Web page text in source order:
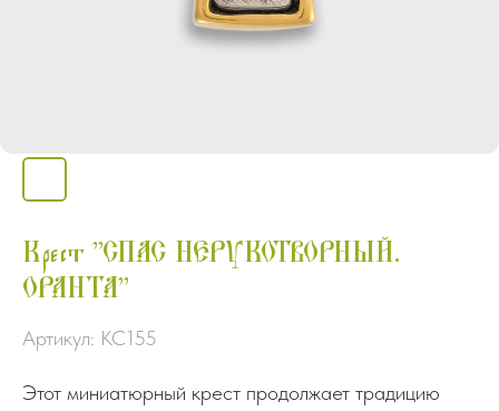
Крест "СПАС НЕРУКОТВОРНЫЙ.
ОРАНТА"
Артикул: КС155
Этот миниатюрный крест продолжает традицию